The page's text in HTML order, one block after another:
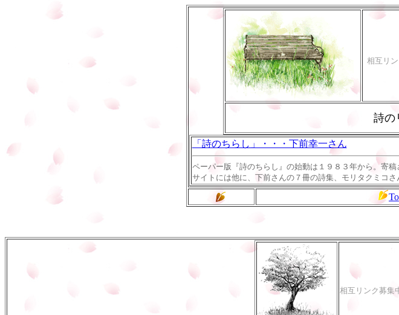
相互リン
詩の
「詩のちらし」・・・下前幸一さん
ペーパー版『詩のちらし』の始動は１９８３年から。寄稿
サイトには他に、下前さんの７冊の詩集、モリタクミコさ
相互リンク募集